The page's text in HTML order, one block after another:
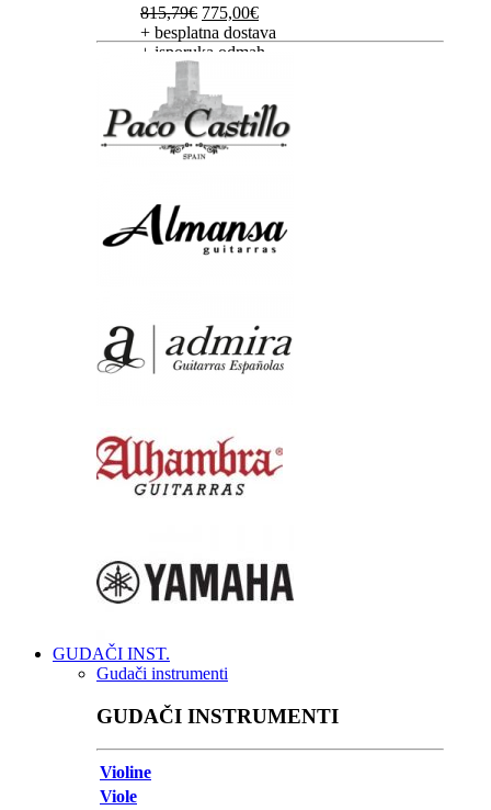
815,79€ Izvorna
cijena
bila
815,79€.
775,00€Trenutna
cijena
je:
+ besplatna dostava
+ isporuka odmah
GUDAČI INST.
Gudači instrumenti
GUDAČI INSTRUMENTI
Violine
Viole